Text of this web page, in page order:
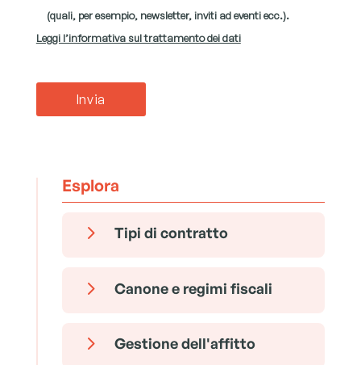
(quali, per esempio, newsletter, inviti ad eventi ecc.).
Leggi l’informativa sul trattamento dei dati
Esplora
5 Tipi di contratto
5 Canone e regimi fiscali
5 Gestione dell'affitto